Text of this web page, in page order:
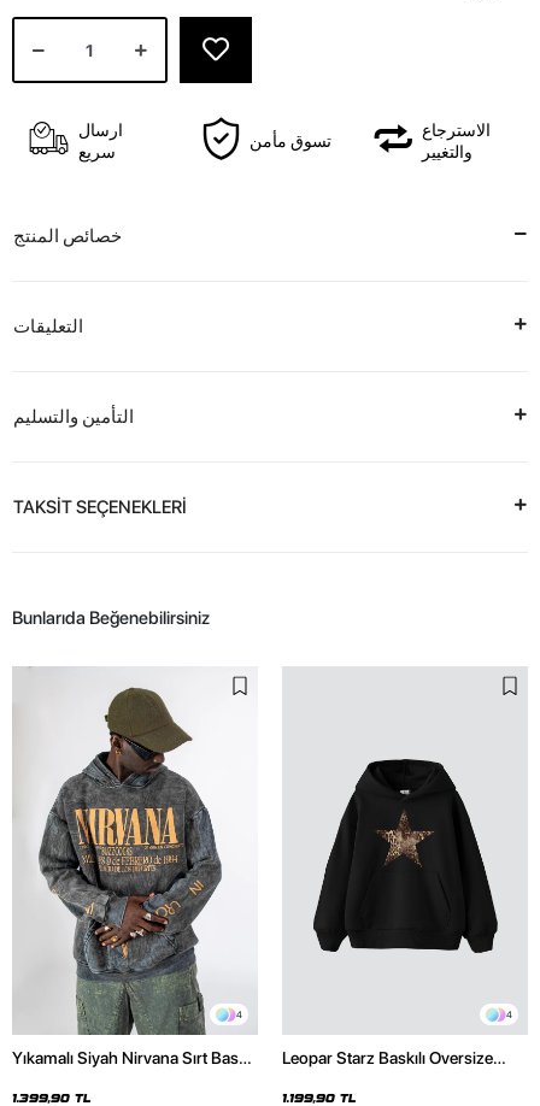
ارسال
سريع
تسوق مأمن
الاسترجاع
والتغيير
خصائص المنتج
التعليقات
التأمين والتسليم
TAKSİT SEÇENEKLERİ
Bunlarıda Beğenebilirsiniz
4
Yıkamalı Siyah Nirvana Sırt Baskılı
1.399,90 TL
4
Leopar Starz Baskılı Oversize
1.199,90 TL